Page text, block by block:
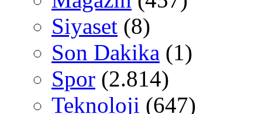
Siyaset (8)
Son Dakika (1)
Spor (2.814)
Teknoloji (647)